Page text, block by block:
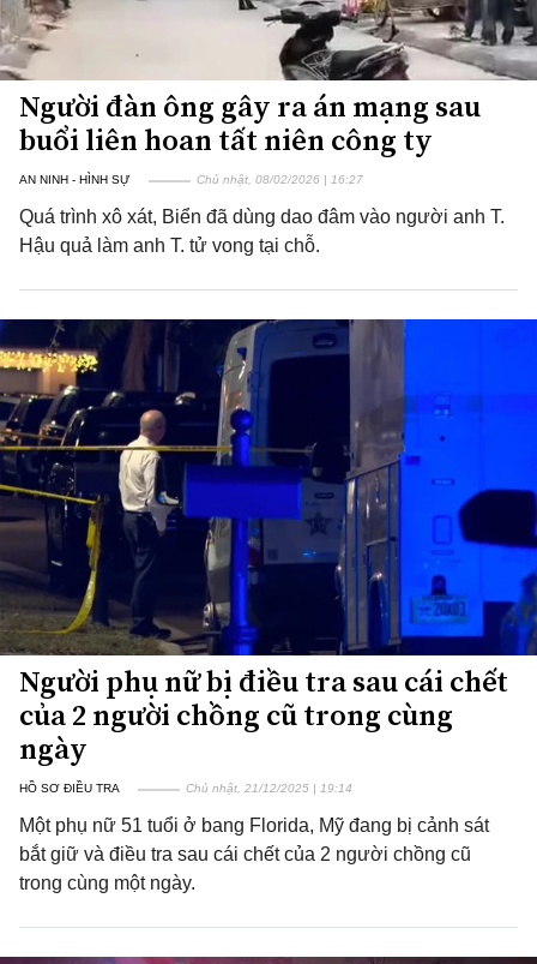
Người đàn ông gây ra án mạng sau
buổi liên hoan tất niên công ty
AN NINH - HÌNH SỰ Chủ nhật, 08/02/2026 | 16:27
Quá trình xô xát, Biển đã dùng dao đâm vào người anh T.
Hậu quả làm anh T. tử vong tại chỗ.
Người phụ nữ bị điều tra sau cái chết
của 2 người chồng cũ trong cùng
ngày
HỒ SƠ ĐIỀU TRA Chủ nhật, 21/12/2025 | 19:14
Một phụ nữ 51 tuổi ở bang Florida, Mỹ đang bị cảnh sát
bắt giữ và điều tra sau cái chết của 2 người chồng cũ
trong cùng một ngày.